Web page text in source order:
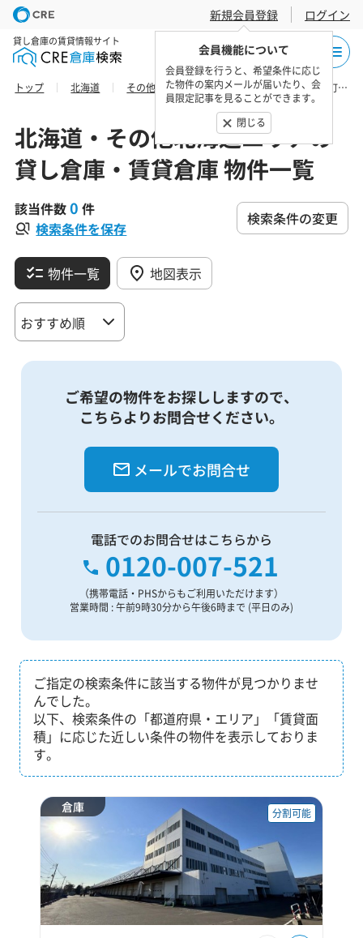
新規会員登録
会員機能について
会員登録を行うと、希望条件に応じ
た物件の案内メールが届いたり、会
員限定記事を見ることができます。
閉じる
ログイン
貸し倉庫の賃貸情報サイト
トップ 北海道 その他北海道エリア 後志総合振興局蘭越町の貸し倉庫・賃貸倉庫 物件一覧
北海道・その他北海道エリアの
貸し倉庫・賃貸倉庫 物件一覧
該当件数0 件
検索条件を保存
検索条件の変更
物件一覧 地図表示
ご希望の物件をお探ししますので、
こちらよりお問合せください。
メールでお問合せ
電話でのお問合せはこちらから
0120-007-521
（携帯電話・PHSからもご利用いただけます）
営業時間 : 午前9時30分から午後6時まで (平日のみ)
ご指定の検索条件に該当する物件が見つかりませ
んでした。
以下、検索条件の「都道府県・エリア」「賃貸面
積」に応じた近しい条件の物件を表示しておりま
す。
倉庫 分割可能